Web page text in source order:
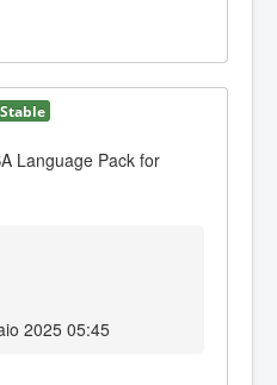
Stable
Language Pack for
2025 05:45